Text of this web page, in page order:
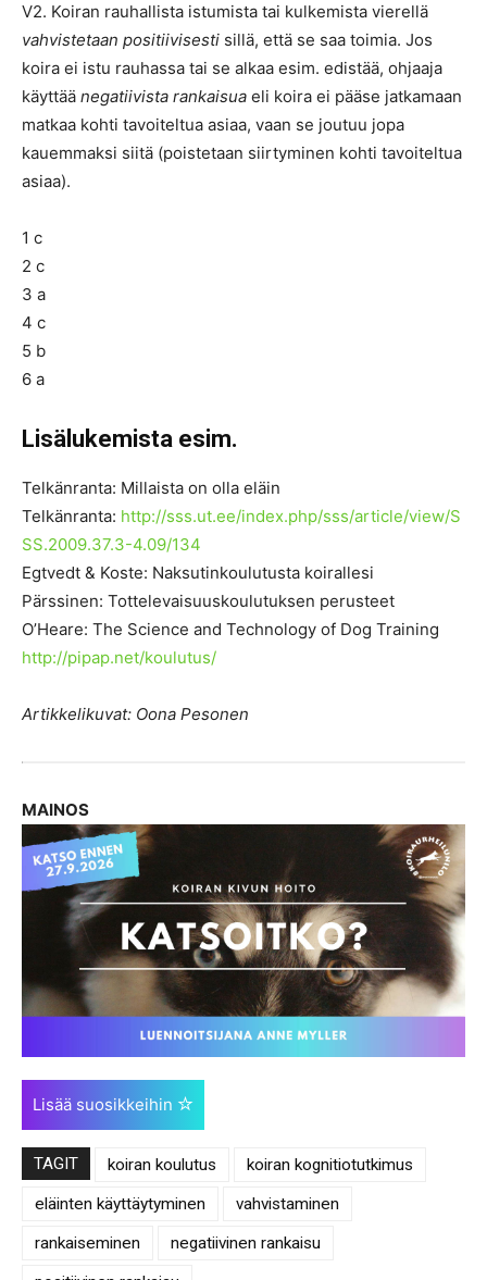
V2. Koiran rauhallista istumista tai kulkemista vierellä
vahvistetaan positiivisesti sillä, että se saa toimia. Jos
koira ei istu rauhassa tai se alkaa esim. edistää, ohjaaja
käyttää negatiivista rankaisua eli koira ei pääse jatkamaan
matkaa kohti tavoiteltua asiaa, vaan se joutuu jopa
kauemmaksi siitä (poistetaan siirtyminen kohti tavoiteltua
asiaa).
1 c
2 c
3 a
4 c
5 b
6 a
Lisälukemista esim.
Telkänranta: Millaista on olla eläin
Telkänranta: http://sss.ut.ee/index.php/sss/article/view/S
SS.2009.37.3-4.09/134
Egtvedt & Koste: Naksutinkoulutusta koirallesi
Pärssinen: Tottelevaisuuskoulutuksen perusteet
O’Heare: The Science and Technology of Dog Training
http://pipap.net/koulutus/
Artikkelikuvat: Oona Pesonen
MAINOS
Lisää suosikkeihin
TAGIT koiran koulutus
koiran kognitiotutkimus
eläinten käyttäytyminen
vahvistaminen
rankaiseminen
negatiivinen rankaisu